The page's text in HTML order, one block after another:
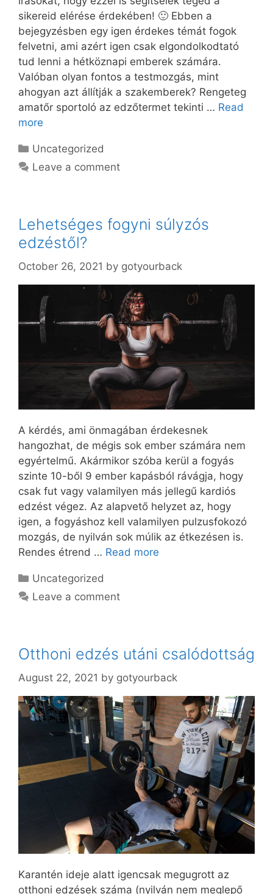
sikereid elérése érdekében! 🙂 Ebben a
bejegyzésben egy igen érdekes témát fogok
felvetni, ami azért igen csak elgondolkodtató
tud lenni a hétköznapi emberek számára.
Valóban olyan fontos a testmozgás, mint
ahogyan azt állítják a szakemberek? Rengeteg
amatőr sportoló az edzőtermet tekinti … Read
more
Categories
Uncategorized
Leave a comment
Lehetséges fogyni súlyzós
edzéstől?
October 26, 2021 by gotyourback
A kérdés, ami önmagában érdekesnek
hangozhat, de mégis sok ember számára nem
egyértelmű. Akármikor szóba kerül a fogyás
szinte 10-ből 9 ember kapásból rávágja, hogy
csak fut vagy valamilyen más jellegű kardiós
edzést végez. Az alapvető helyzet az, hogy
igen, a fogyáshoz kell valamilyen pulzusfokozó
mozgás, de nyilván sok múlik az étkezésen is.
Rendes étrend … Read more
Categories
Uncategorized
Leave a comment
Otthoni edzés utáni csalódottság
August 22, 2021 by gotyourback
Karantén ideje alatt igencsak megugrott az
otthoni edzések száma (nyilván nem meglepő